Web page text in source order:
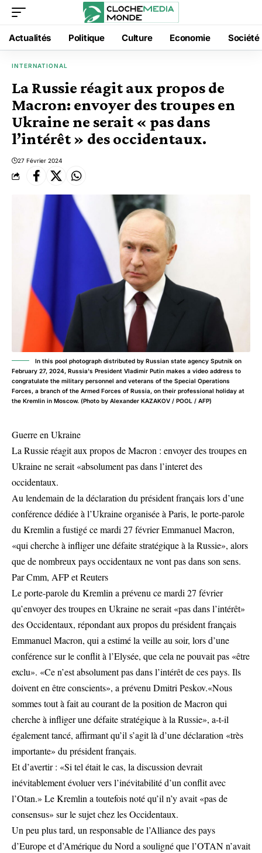
Actualités Politique Culture Economie Société
INTERNATIONAL
La Russie réagit aux propos de
Macron: envoyer des troupes en
Ukraine ne serait « pas dans
l’intérêt » des occidentaux.
27 Février 2024
In this pool photograph distributed by Russian state agency Sputnik on
February 27, 2024, Russia's President Vladimir Putin makes a video address to
congratulate the military personnel and veterans of the Special Operations
Forces, a branch of the Armed Forces of Russia, on their professional holiday at
the Kremlin in Moscow. (Photo by Alexander KAZAKOV / POOL / AFP)
Guerre en Ukraine
La Russie réagit aux propos de Macron : envoyer des troupes en
Ukraine ne serait «absolument pas dans l’interet des
occidentaux.
Au lendemain de la déclaration du président français lors d’une
conférence dédiée à l’Ukraine organisée à Paris, le porte-parole
du Kremlin a fustigé ce mardi 27 février Emmanuel Macron,
«qui cherche à infliger une défaite stratégique à la Russie», alors
que de nombreux pays occidentaux ne vont pas dans son sens.
Par Cmm, AFP et Reuters
Le porte-parole du Kremlin a prévenu ce mardi 27 février
qu’envoyer des troupes en Ukraine ne serait «pas dans l’intérêt»
des Occidentaux, répondant aux propos du président français
Emmanuel Macron, qui a estimé la veille au soir, lors d’une
conférence sur le conflit à l’Elysée, que cela ne pouvait pas «être
exclu». «Ce n’est absolument pas dans l’intérêt de ces pays. Ils
doivent en être conscients», a prévenu Dmitri Peskov.«Nous
sommes tout à fait au courant de la position de Macron qui
cherche à infliger une défaite stratégique à la Russie», a-t-il
également tancé, affirmant qu’il s’agit là d’une déclaration «très
importante» du président français.
Et d’avertir : «Si tel était le cas, la discussion devrait
inévitablement évoluer vers l’inévitabilité d’un conflit avec
l’Otan.» Le Kremlin a toutefois noté qu’il n’y avait «pas de
consensus» sur le sujet chez les Occidentaux.
Un peu plus tard, un responsable de l’Alliance des pays
d’Europe et d’Amérique du Nord a souligné que l’OTAN n’avait